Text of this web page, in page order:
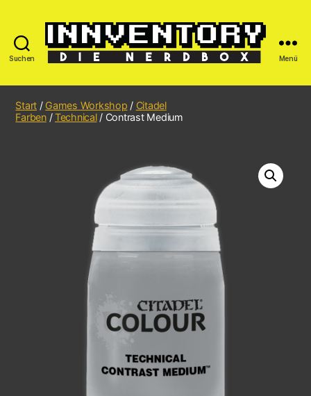
Suchen Menü
Start / Games Workshop / Citadel
Farben/Technical/ Contrast Medium